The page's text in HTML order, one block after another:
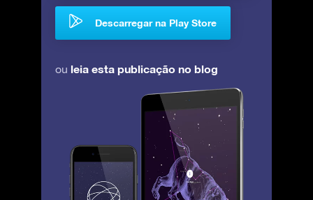
Descarregar na Play Store
ou leia esta publicação no blog